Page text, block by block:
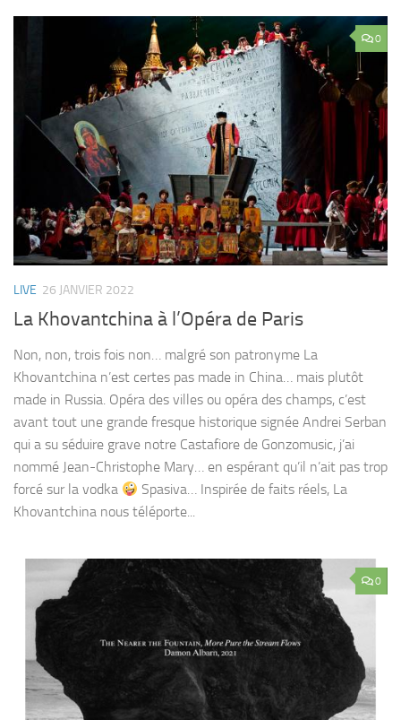
0
LIVE 26 JANVIER 2022
La Khovantchina à l’Opéra de Paris
Non, non, trois fois non… malgré son patronyme La
Khovantchina n’est certes pas made in China… mais plutôt
made in Russia. Opéra des villes ou opéra des champs, c’est
avant tout une grande fresque historique signée Andrei Serban
qui a su séduire grave notre Castafiore de Gonzomusic, j’ai
nommé Jean-Christophe Mary… en espérant qu’il n’ait pas trop
forcé sur la vodka
Spasiva… Inspirée de faits réels, La
Khovantchina nous téléporte...
0